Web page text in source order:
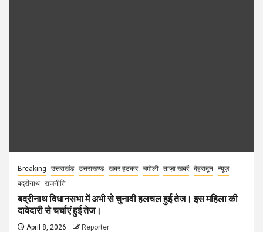
Breaking उत्तराखंड उत्तराखण्ड खबर हटकर चमोली ताज़ा ख़बरें देहरादून न्यूज़
बद्रीनाथ राजनीति
बद्रीनाथ विधानसभा में अभी से चुनावी हलचल हुई तेज। इस महिला की
दावेदारी से चर्चाएं हुई तेज।
April 8, 2026 Reporter